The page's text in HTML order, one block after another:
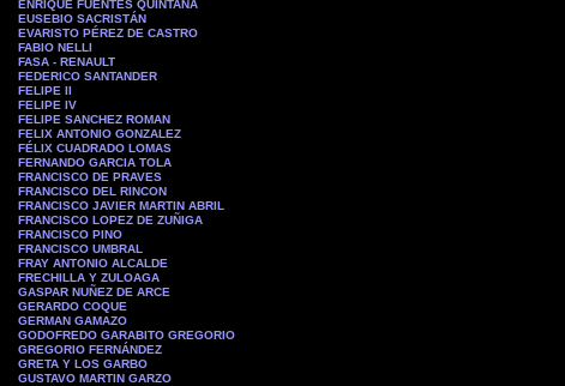
ENRIQUE FUENTES QUINTANA
EUSEBIO SACRISTÁN
EVARISTO PÉREZ DE CASTRO
FABIO NELLI
FASA - RENAULT
FEDERICO SANTANDER
FELIPE II
FELIPE IV
FELIPE SANCHEZ ROMAN
FELIX ANTONIO GONZALEZ
FÉLIX CUADRADO LOMAS
FERNANDO GARCIA TOLA
FRANCISCO DE PRAVES
FRANCISCO DEL RINCON
FRANCISCO JAVIER MARTIN ABRIL
FRANCISCO LOPEZ DE ZUÑIGA
FRANCISCO PINO
FRANCISCO UMBRAL
FRAY ANTONIO ALCALDE
FRECHILLA Y ZULOAGA
GASPAR NUÑEZ DE ARCE
GERARDO COQUE
GERMAN GAMAZO
GODOFREDO GARABITO GREGORIO
GREGORIO FERNÁNDEZ
GRETA Y LOS GARBO
GUSTAVO MARTIN GARZO